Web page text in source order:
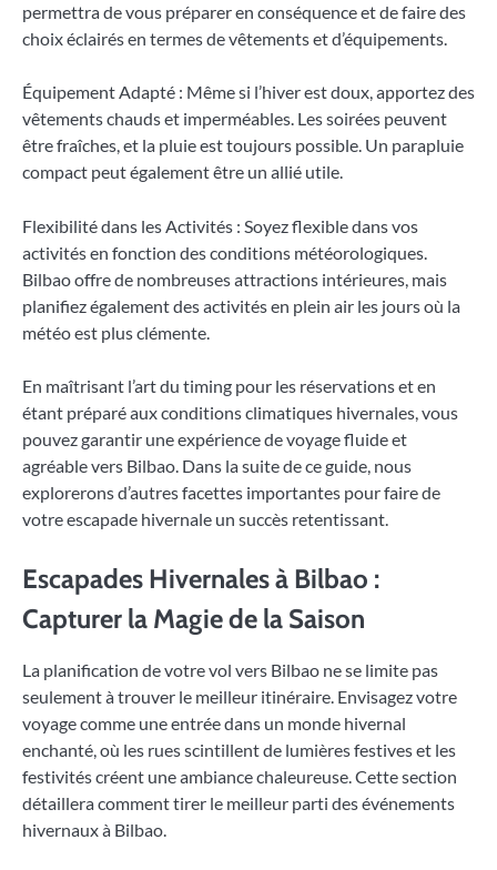
permettra de vous préparer en conséquence et de faire des
choix éclairés en termes de vêtements et d’équipements.
Équipement Adapté : Même si l’hiver est doux, apportez des
vêtements chauds et imperméables. Les soirées peuvent
être fraîches, et la pluie est toujours possible. Un parapluie
compact peut également être un allié utile.
Flexibilité dans les Activités : Soyez flexible dans vos
activités en fonction des conditions météorologiques.
Bilbao offre de nombreuses attractions intérieures, mais
planifiez également des activités en plein air les jours où la
météo est plus clémente.
En maîtrisant l’art du timing pour les réservations et en
étant préparé aux conditions climatiques hivernales, vous
pouvez garantir une expérience de voyage fluide et
agréable vers Bilbao. Dans la suite de ce guide, nous
explorerons d’autres facettes importantes pour faire de
votre escapade hivernale un succès retentissant.
Escapades Hivernales à Bilbao :
Capturer la Magie de la Saison
La planification de votre vol vers Bilbao ne se limite pas
seulement à trouver le meilleur itinéraire. Envisagez votre
voyage comme une entrée dans un monde hivernal
enchanté, où les rues scintillent de lumières festives et les
festivités créent une ambiance chaleureuse. Cette section
détaillera comment tirer le meilleur parti des événements
hivernaux à Bilbao.